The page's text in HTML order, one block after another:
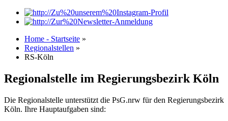
Home - Startseite »
Regionalstellen »
RS-Köln
Regionalstelle im Regierungsbezirk Köln
Die Regionalstelle unterstützt die PsG.nrw für den Regierungsbezirk
Köln. Ihre Hauptaufgaben sind: